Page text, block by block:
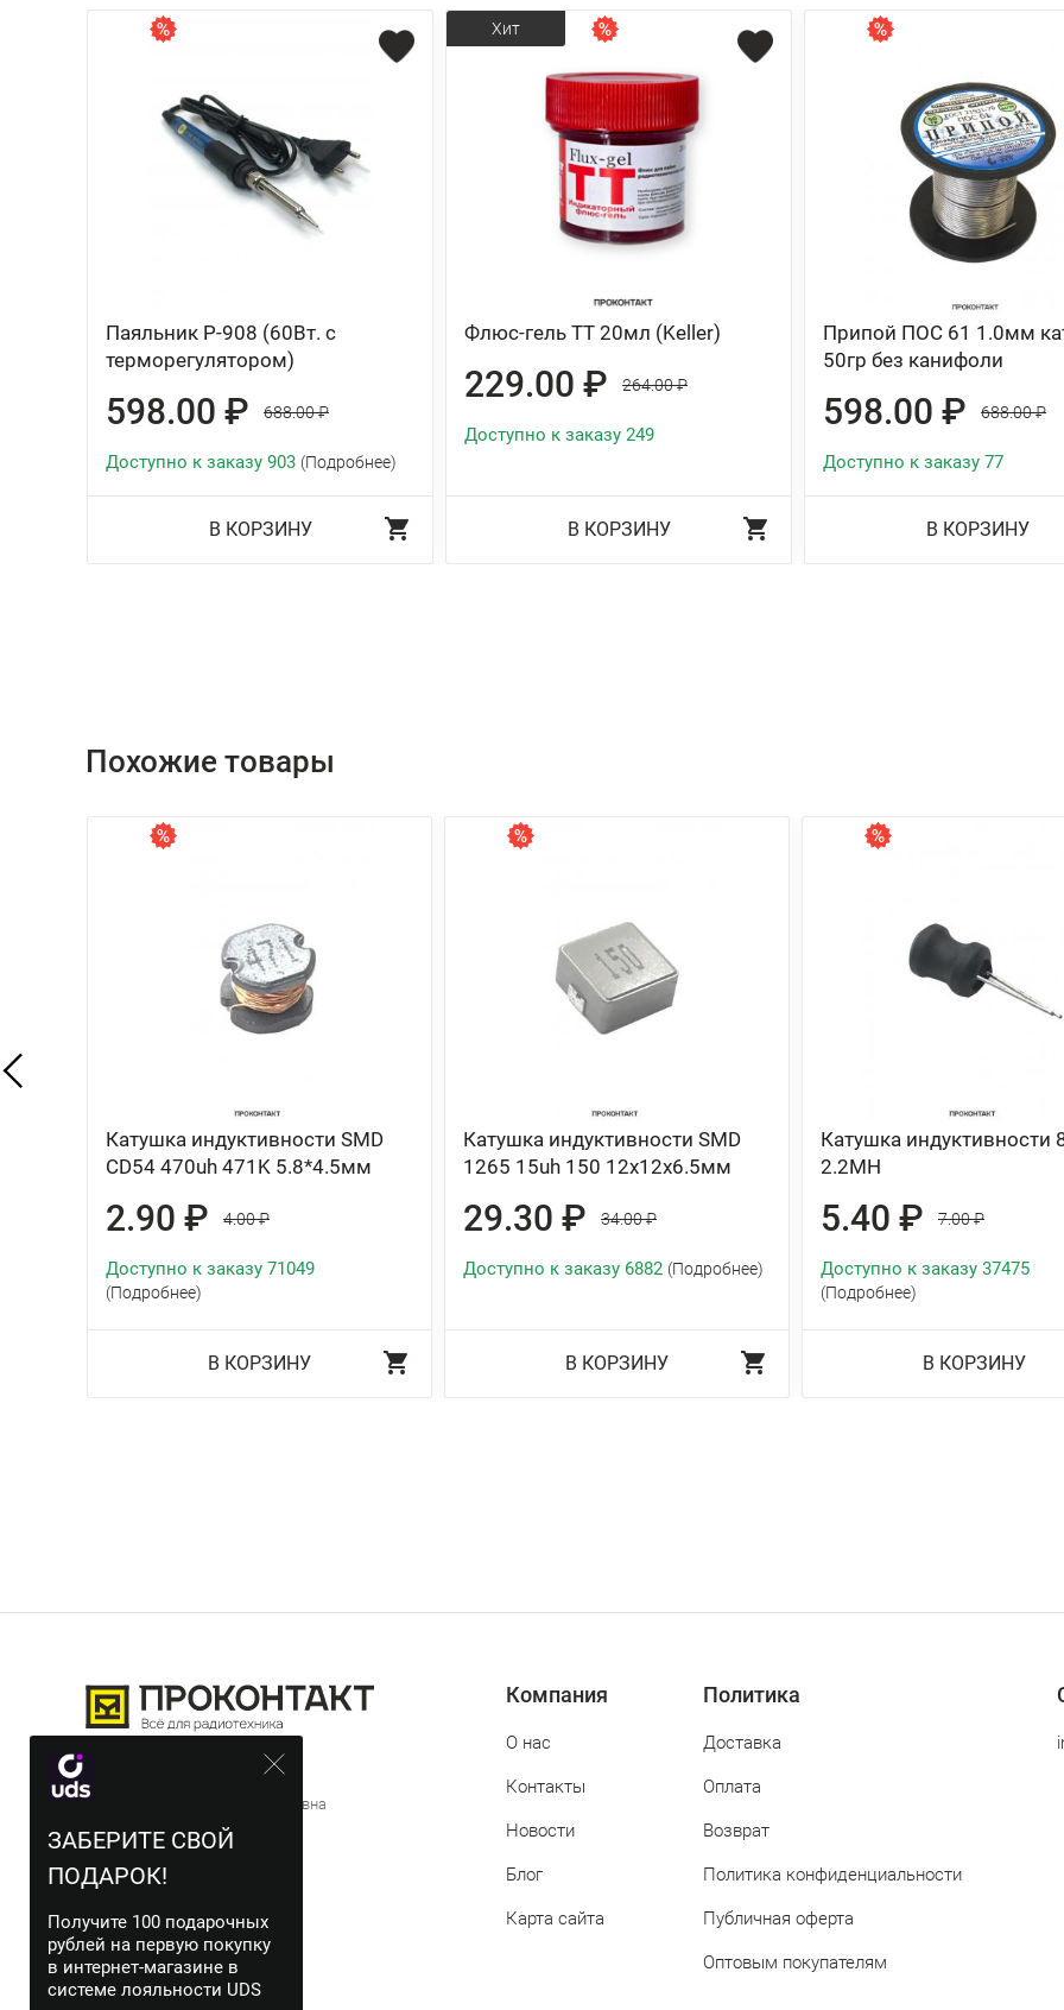
Паяльник P-908 (60Вт. с
терморегулятором)
598.00 ₽ 688.00 ₽
Доступно к заказу 903 (Подробнее)
В КОРЗИНУ
Флюс-гель ТТ 20мл (Keller)
229.00 ₽ 264.00 ₽
Хит
Доступно к заказу 249
В КОРЗИНУ
Припой ПОС 61 1.0мм
50гр без канифоли
598.00 ₽ 688.00 ₽
Доступно к заказу 77
В КОРЗИНУ
Похожие товары
Катушка индуктивности SMD
CD54 470uh 471K 5.8*4.5мм
2.90 ₽ 4.00 ₽
Доступно к заказу 71049
(Подробнее)
В КОРЗИНУ
Катушка индуктивности SMD
1265 15uh 150 12x12x6.5мм
29.30 ₽ 34.00 ₽
Доступно к заказу 6882 (Подробнее)
В КОРЗИНУ
Катушка индуктивности
2.2MH
5.40 ₽ 7.00 ₽
Доступно к заказу 37475
(Подробнее)
В КОРЗИНУ
ИП Истомина Татьяна Евгеньевна
ИНН 744719311543
Компания
О нас
Контакты
Новости
Блог
Карта сайта
Политика
Доставка
Оплата
Возврат
Политика конфиденциальности
Публичная оферта
Оптовым покупателям
ЗАБЕРИТЕ СВОЙ
ПОДАРОК!
Получите 100 подарочных
рублей на первую покупку
в интернет-магазине в
системе лояльности UDS